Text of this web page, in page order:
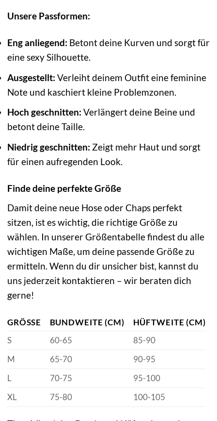
Unsere Passformen:
Eng anliegend: Betont deine Kurven und sorgt für
eine sexy Silhouette.
Ausgestellt: Verleiht deinem Outfit eine feminine
Note und kaschiert kleine Problemzonen.
Hoch geschnitten: Verlängert deine Beine und
betont deine Taille.
Niedrig geschnitten: Zeigt mehr Haut und sorgt
für einen aufregenden Look.
Finde deine perfekte Größe
Damit deine neue Hose oder Chaps perfekt
sitzen, ist es wichtig, die richtige Größe zu
wählen. In unserer Größentabelle findest du alle
wichtigen Maße, um deine passende Größe zu
ermitteln. Wenn du dir unsicher bist, kannst du
uns jederzeit kontaktieren – wir beraten dich
gerne!
GRÖSSE BUNDWEITE (CM)
HÜFTWEITE (CM)
S
60-65
85-90
M
65-70
90-95
L
70-75
95-100
XL
75-80 100-105